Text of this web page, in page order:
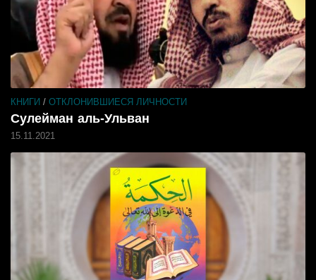
КНИГИ/ОТКЛОНИВШИЕСЯ ЛИЧНОСТИ
Сулейман аль-Ульван
15.11.2021